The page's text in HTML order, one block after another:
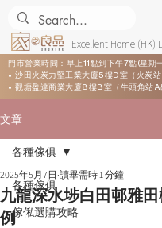
Excellent Home (HK)
門市營業時間：早上11點到下午7點(星期
• 沙田火炭力堅工業大廈5樓D室（火炭站
• 觀塘盈達商業大廈8樓B室（牛頭角站A
文章
各種傢俱
傢俬選購攻略
各種傢俱
九龍深水埗白田邨雅
例
2025年5月7日 讀畢需時 1 分鐘